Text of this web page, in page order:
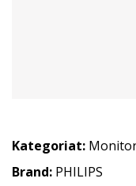
Kategoriat:
Brand: PHILIPS